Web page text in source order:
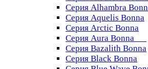
Серия Alhambra
Серия Aquelis Bonna
Серия Arctic Bonna
Серия Aura Bonna
Серия Bazalith Bonna
Серия Black Bonna